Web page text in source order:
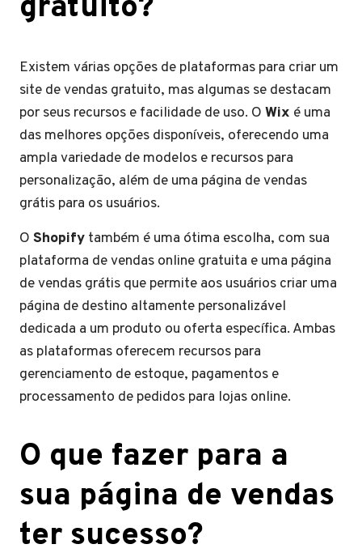
gratuito?
Existem várias opções de plataformas para criar um
site de vendas gratuito, mas algumas se destacam
por seus recursos e facilidade de uso. O Wix é uma
das melhores opções disponíveis, oferecendo uma
ampla variedade de modelos e recursos para
personalização, além de uma página de vendas
grátis para os usuários.
O Shopify também é uma ótima escolha, com sua
plataforma de vendas online gratuita e uma página
de vendas grátis que permite aos usuários criar uma
página de destino altamente personalizável
dedicada a um produto ou oferta específica. Ambas
as plataformas oferecem recursos para
gerenciamento de estoque, pagamentos e
processamento de pedidos para lojas online.
O que fazer para a
sua página de vendas
ter sucesso?